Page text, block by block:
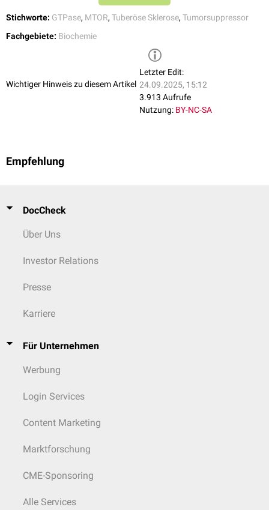
Stichworte: GTPase, MTOR, Tuberöse Sklerose, Tumorsuppressor
Fachgebiete: Biochemie
Wichtiger Hinweis zu diesem Artikel
Letzter Edit:
24.09.2025, 15:12
3.913 Aufrufe
Nutzung: BY-NC-SA
Empfehlung
DocCheck
Über Uns
Investor Relations
Presse
Karriere
Für Unternehmen
Werbung
Login Services
Content Marketing
Marktforschung
CME-Sponsoring
Alle Services